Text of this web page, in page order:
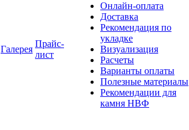
Галерея
Прайс-
лист
Онлайн-оплата
Доставка
Рекомендация по
укладке
Визуализация
Расчеты
Варианты оплаты
Полезные материалы
Рекомендации для
камня НВФ